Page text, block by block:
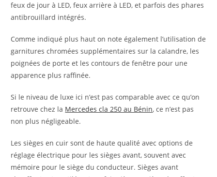
feux de jour à LED, feux arrière à LED, et parfois des phares
antibrouillard intégrés.
Comme indiqué plus haut on note également l’utilisation de
garnitures chromées supplémentaires sur la calandre, les
poignées de porte et les contours de fenêtre pour une
apparence plus raffinée.
Si le niveau de luxe ici n’est pas comparable avec ce qu’on
retrouve chez la Mercedes cla 250 au Bénin, ce n’est pas
non plus négligeable.
Les sièges en cuir sont de haute qualité avec options de
réglage électrique pour les sièges avant, souvent avec
mémoire pour le siège du conducteur. Sièges avant